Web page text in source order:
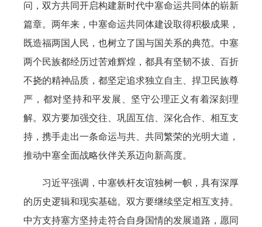
问，双方共同开启构建新时代中塞命运共同体的崭新
篇章。两年来，中塞命运共同体建设取得积极成果，
既造福两国人民，也树立了国与国关系的典范。中塞
两个民族都经历过苦难辉煌，都具有坚韧不拔、百折
不挠的精神品质，都坚定追求独立自主、捍卫民族尊
严，都对坚持和平发展、坚守公理正义有着深刻理
解。双方要加强交往、巩固互信、深化合作、相互支
持，携手走出一条命运与共、共同繁荣的光明大道，
推动中塞全面战略伙伴关系迈向新高度。
习近平强调，中塞铁杆友谊独树一帜，具有深厚
的历史逻辑和现实基础。双方要继续坚定相互支持。
中方支持塞方坚持走符合自身国情的发展道路，愿同